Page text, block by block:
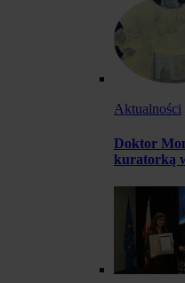
Aktualności
Doktor
kuratorką